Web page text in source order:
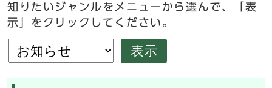
知りたいジャンルをメニューから選んで、「表
示」をクリックしてください。
表示